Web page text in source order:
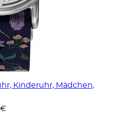
Kinderuhr, Mädchen,